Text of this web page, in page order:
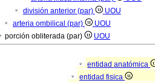
división anterior (par)
UOU
arteria ombilical (par)
UOU
porción obliterada (par) UOU
entidad anatómica
entidad fisica